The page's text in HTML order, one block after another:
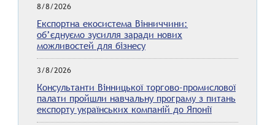
8/8/2026
Експортна екосистема Вінниччини:
об’єднуємо зусилля заради нових
можливостей для бізнесу
3/8/2026
Консультанти Вінницької торгово-промислової
палати пройшли навчальну програму з питань
експорту українських компаній до Японії